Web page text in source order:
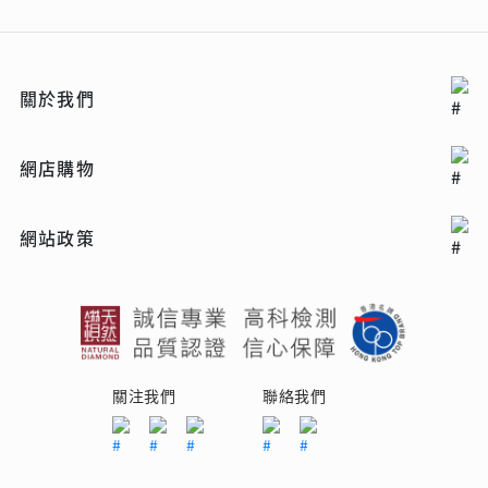
關於我們
網店購物
網站政策
關注我們 聯絡我們